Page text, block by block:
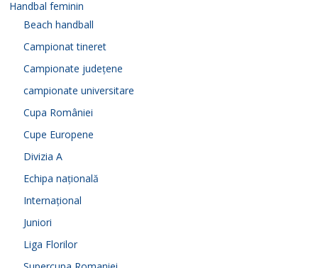
Handbal feminin
Beach handball
Campionat tineret
Campionate județene
campionate universitare
Cupa României
Cupe Europene
Divizia A
Echipa națională
Internațional
Juniori
Liga Florilor